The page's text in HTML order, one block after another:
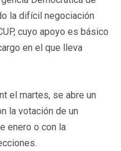
la difícil negociación
cuyo apoyo es básico
en el que lleva
el martes, se abre un
la votación de un
enero o con la